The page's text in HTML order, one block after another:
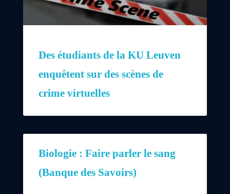
Des étudiants de la KU Leuven
enquêtent sur des scènes de
crime virtuelles
Biologie : Faire parler le sang
(Banque des Savoirs)